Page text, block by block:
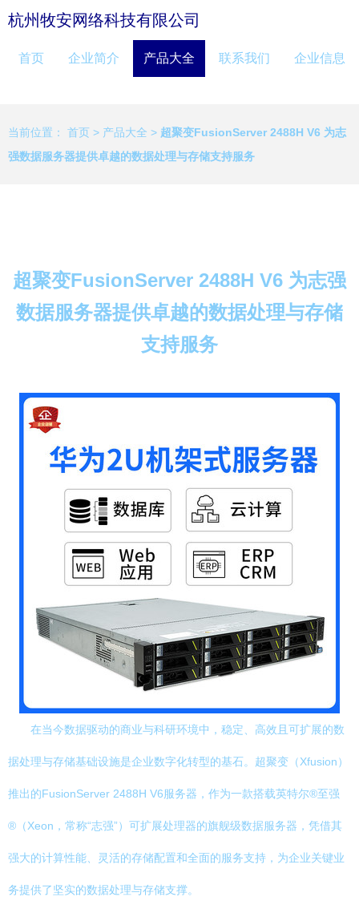
杭州牧安网络科技有限公司
首页 企业简介 产品大全 联系我们 企业信息
当前位置： 首页 > 产品大全 > 超聚变FusionServer 2488H V6 为志
强数据服务器提供卓越的数据处理与存储支持服务
超聚变FusionServer 2488H V6 为志强
数据服务器提供卓越的数据处理与存储
支持服务
在当今数据驱动的商业与科研环境中，稳定、高效且可扩展的数
据处理与存储基础设施是企业数字化转型的基石。超聚变（Xfusion）
推出的FusionServer 2488H V6服务器，作为一款搭载英特尔®至强
®（Xeon，常称“志强”）可扩展处理器的旗舰级数据服务器，凭借其
强大的计算性能、灵活的存储配置和全面的服务支持，为企业关键业
务提供了坚实的数据处理与存储支撑。